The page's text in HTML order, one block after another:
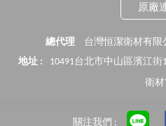
原廠
總代理
台灣恒潔衛材有限
地址 :
10491台北市中山區濱江街
衛
關注我們 :